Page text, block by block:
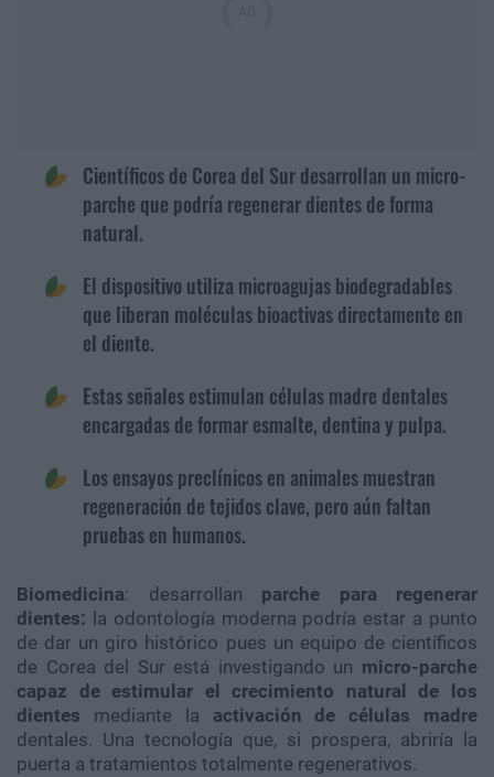
Científicos de Corea del Sur desarrollan un micro-
parche que podría regenerar dientes de forma
natural.
El dispositivo utiliza microagujas biodegradables
que liberan moléculas bioactivas directamente en
el diente.
Estas señales estimulan células madre dentales
encargadas de formar esmalte, dentina y pulpa.
Los ensayos preclínicos en animales muestran
regeneración de tejidos clave, pero aún faltan
pruebas en humanos.
Biomedicina: desarrollan parche para regenerar
dientes: la odontología moderna podría estar a punto
de dar un giro histórico pues un equipo de científicos
de Corea del Sur está investigando un micro-parche
capaz de estimular el crecimiento natural de los
dientes mediante la activación de células madre
dentales. Una tecnología que, si prospera, abriría la
puerta a tratamientos totalmente regenerativos.